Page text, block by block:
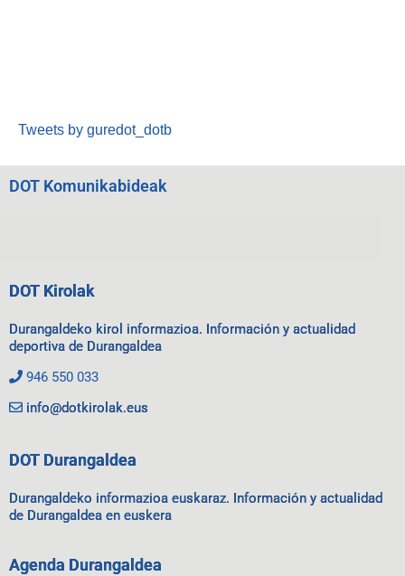
Tweets by guredot_dotb
DOT Komunikabideak
DOT Kirolak
Durangaldeko kirol informazioa. Información y actualidad
deportiva de Durangaldea
946 550 033
info@dotkirolak.eus
DOT Durangaldea
Durangaldeko informazioa euskaraz. Información y actualidad
de Durangaldea en euskera
Agenda Durangaldea